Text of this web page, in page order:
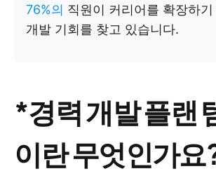
76%의 직원이 커리어를 확장하
개발 기회를 찾고 있습니다.
*경력 개발 플랜
이란 무엇인가요